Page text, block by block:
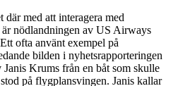
med att interagera med
nödlandningen av US Airways
ofta använt exempel på
bilden i nyhetsrapporteringen
Krums från en båt som skulle
på flygplansvingen. Janis kallar